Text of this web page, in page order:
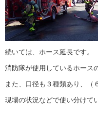
続いては、ホース延長です。
消防隊が使用しているホース
また、口径も３種類あり、（
現場の状況などで使い分けて